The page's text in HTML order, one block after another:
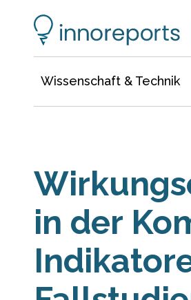
Wissenschaft & Technik
in der